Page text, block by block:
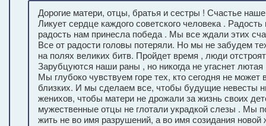
Дорогие матери, отцы, братья и сестры ! Счастье
Ликует сердце каждого советского человека .
радость нам принесла победа . Мы все ждали этих
Все от радости головы потеряли. Но мы не забудем
на полях великих битв. Пройдет время , люди
Зарубцуются наши раны , но никогда не угаснет лютая
Мы глубоко чувствуем горе тех, кто сегодня не может
близких. И мы сделаем все, чтобы будущие невесты
женихов, чтобы матери не дрожали за жизнь своих
мужественные отцы не глотали украдкой слезы . Мы
жить не во имя разрушений, а во имя созидания новой